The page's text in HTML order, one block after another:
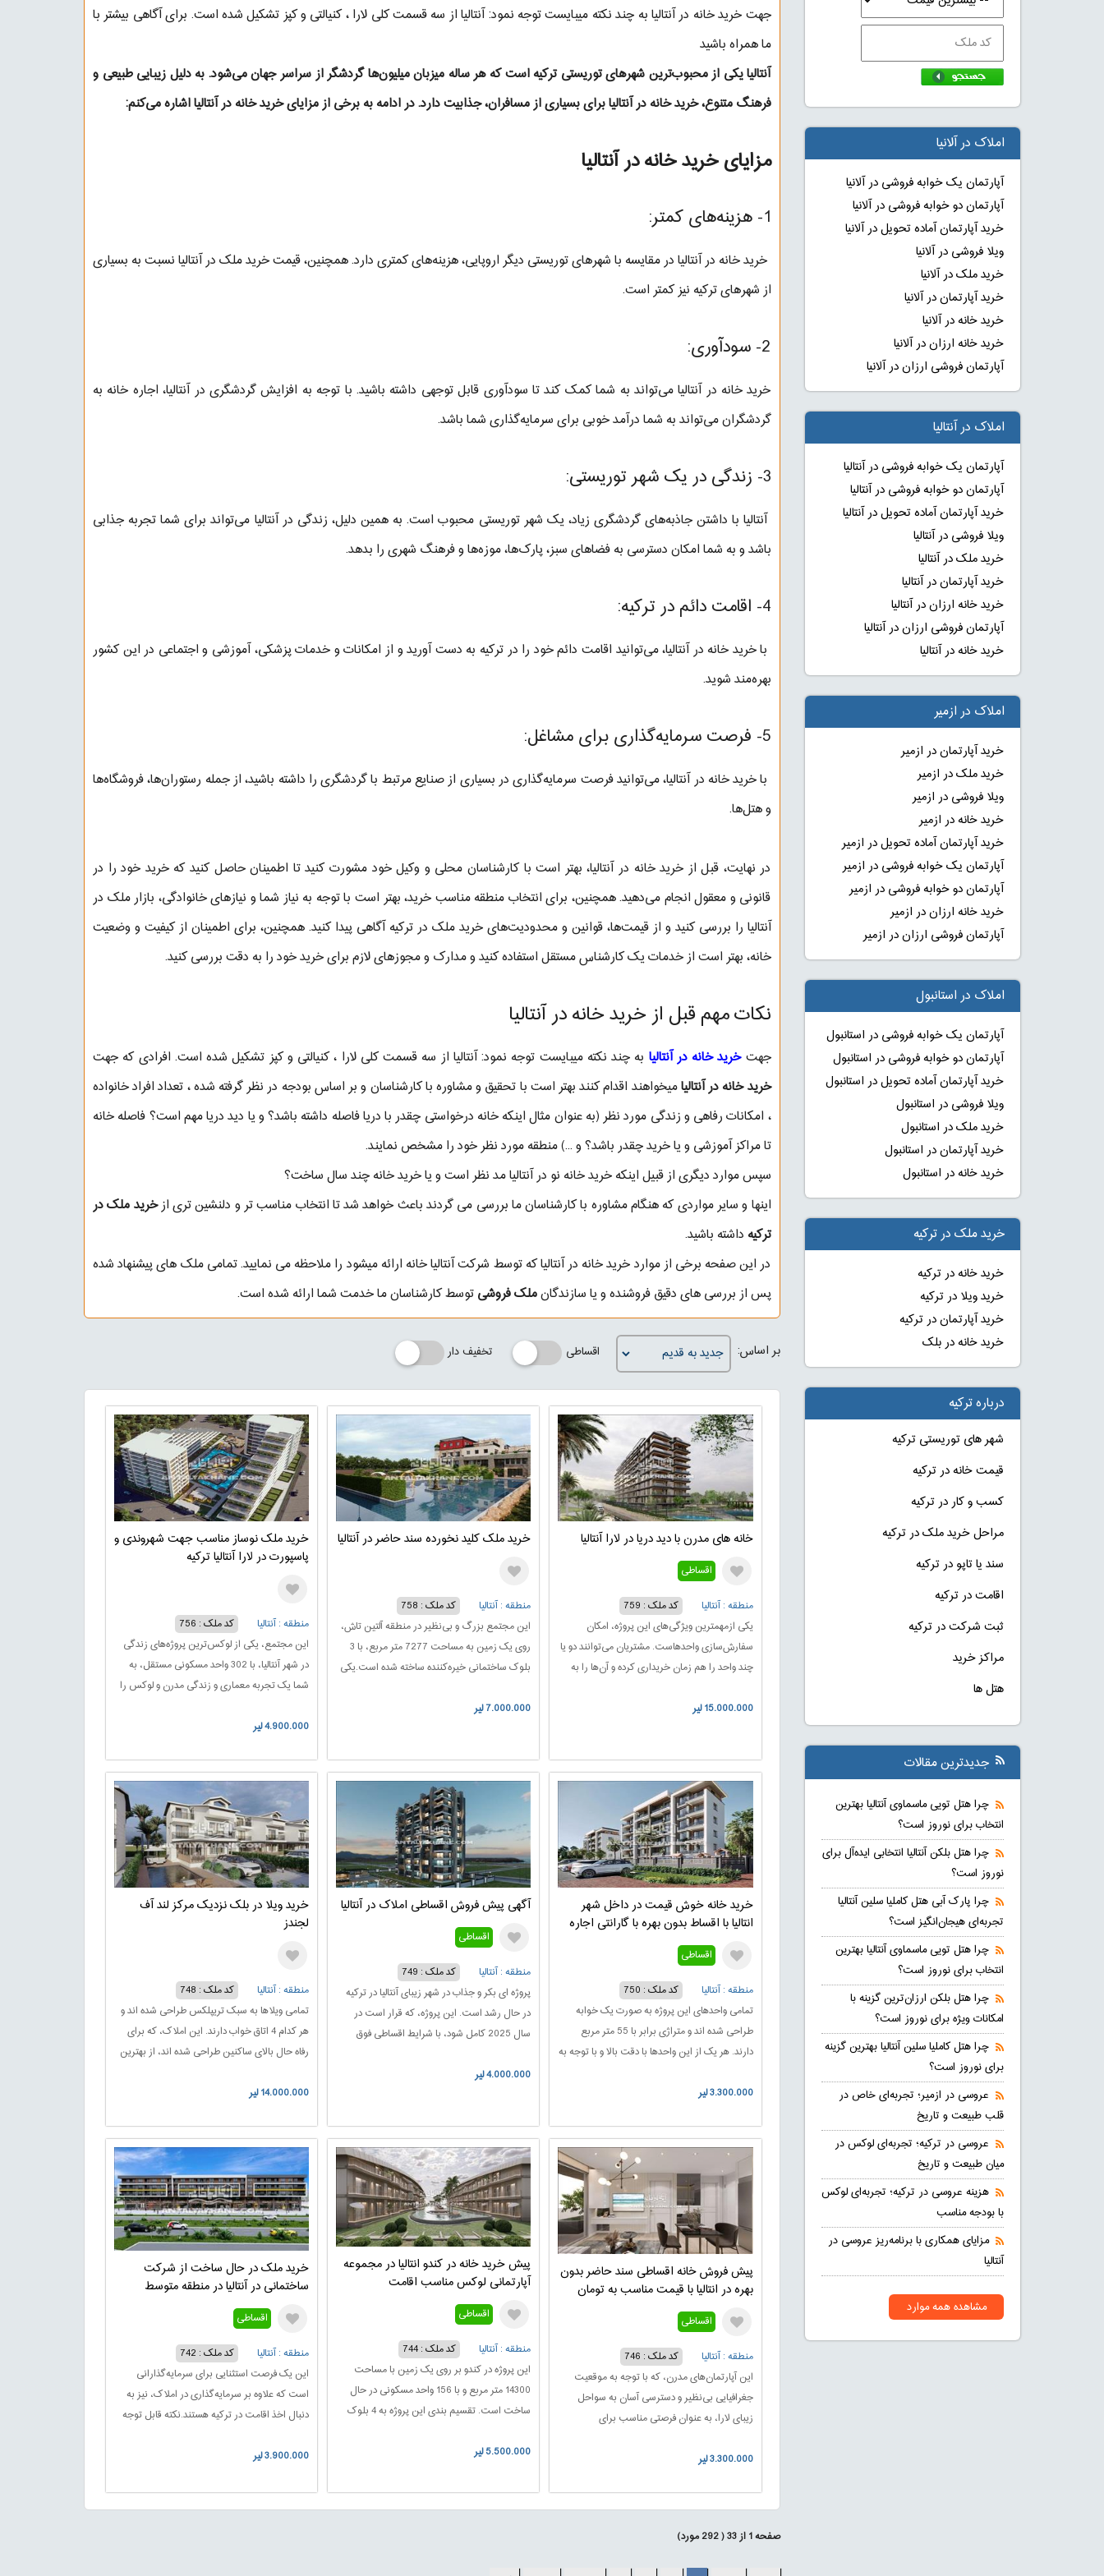
جهت خرید خانه در آنتالیا به چند نکته میبایست توجه نمود: آنتالیا از سه قسمت کلی لارا ، کنیالتی و کپز تشکیل شده است. برای آگاهی بیشتر با
ما همراه باشید
آنتالیا یکی از محبوب‌ترین شهرهای توریستی ترکیه است که هر ساله میزبان میلیون‌ها گردشگر از سراسر جهان می‌شود. به دلیل زیبایی طبیعی و
فرهنگ متنوع، خرید خانه در آنتالیا برای بسیاری از مسافران، جذابیت دارد. در ادامه به برخی از مزایای خرید خانه در آنتالیا اشاره می‌کنم:
مزایای خرید خانه در آنتالیا
1- هزینه‌های کمتر:
خرید خانه در آنتالیا در مقایسه با شهرهای توریستی دیگر اروپایی، هزینه‌های کمتری دارد. همچنین، قیمت خرید ملک در آنتالیا نسبت به بسیاری
از شهرهای ترکیه نیز کمتر است.
2- سودآوری:
خرید خانه در آنتالیا می‌تواند به شما کمک کند تا سودآوری قابل توجهی داشته باشید. با توجه به افزایش گردشگری در آنتالیا، اجاره خانه به
گردشگران می‌تواند به شما درآمد خوبی برای سرمایه‌گذاری شما باشد.
3- زندگی در یک شهر توریستی:
آنتالیا با داشتن جاذبه‌های گردشگری زیاد، یک شهر توریستی محبوب است. به همین دلیل، زندگی در آنتالیا می‌تواند برای شما تجربه جذابی
باشد و به شما امکان دسترسی به فضاهای سبز، پارک‌ها، موزه‌ها و فرهنگ شهری را بدهد.
4- اقامت دائم در ترکیه:
با خرید خانه در آنتالیا، می‌توانید اقامت دائم خود را در ترکیه به دست آورید و از امکانات و خدمات پزشکی، آموزشی و اجتماعی در این کشور
بهره‌مند شوید.
5- فرصت سرمایه‌گذاری برای مشاغل:
با خرید خانه در آنتالیا، می‌توانید فرصت سرمایه‌گذاری در بسیاری از صنایع مرتبط با گردشگری را داشته باشید، از جمله رستوران‌ها، فروشگاه‌ها
و هتل‌ها.
در نهایت، قبل از خرید خانه در آنتالیا، بهتر است با کارشناسان محلی و وکیل خود مشورت کنید تا اطمینان حاصل کنید که خرید خود را در
قانونی و معقول انجام می‌دهید. همچنین، برای انتخاب منطقه مناسب خرید، بهتر است با توجه به نیاز شما و نیازهای خانوادگی، بازار ملک در
آنتالیا را بررسی کنید و از قیمت‌ها، قوانین و محدودیت‌های خرید ملک در ترکیه آگاهی پیدا کنید. همچنین، برای اطمینان از کیفیت و وضعیت
خانه، بهتر است از خدمات یک کارشناس مستقل استفاده کنید و مدارک و مجوزهای لازم برای خرید خود را به دقت بررسی کنید.
نکات مهم قبل از خرید خانه در آنتالیا
جهتخرید خانه در آنتالیا به چند نکته میبایست توجه نمود: آنتالیا از سه قسمت کلی لارا ، کنیالتی و کپز تشکیل شده است. افرادی که جهت
خرید خانه در آنتالیامیخواهند اقدام کنند بهتر است با تحقیق و مشاوره با کارشناسان و بر اساس بودجه در نظر گرفته شده ، تعداد افراد خانواده
، امکانات رفاهی و زندگی مورد نظر (به عنوان مثال اینکه خانه درخواستی چقدر با دریا فاصله داشته باشد؟ و یا دید دریا مهم است؟ فاصله خانه
تا مراکز آموزشی و یا خرید چقدر باشد؟ و ...) منطقه مورد نظر خود را مشخص نمایند.
سپس موارد دیگری از قبیل اینکه خرید خانه نو در آنتالیا مد نظر است و یا خرید خانه چند سال ساخت؟
اینها و سایر مواردی که هنگام مشاوره با کارشناسان ما بررسی می گردند باعث خواهد شد تا انتخاب مناسب تر و دلنشین تری ازخرید ملک در
ترکیه داشته باشید.
در این صفحه برخی از موارد خرید خانه در آنتالیا که توسط شرکت آنتالیا خانه ارائه میشود را ملاحظه می نمایید. تمامی ملک های پیشنهاد شده
پس از بررسی های دقیق فروشنده و یا سازندگانملک فروشیتوسط کارشناسان ما خدمت شما ارائه شده است.
بر اساس: اقساطی تخفیف دار
خانه های مدرن با دید دریا در لارا آنتالیا
اقساطی
منطقه : آنتالیا
کد ملک : 759
یکی ازمهمترین ویژگی‌های این پروژه، امکان
سفارش‌سازی واحدهاست. مشتریان می‌توانند دو یا
چند واحد را هم زمان خریداری کرده و آن‌ها را به
واحدهای این پروژه شامل واحدهای یک خوابه، دو
سلایق مختلف پاسخ می‌دهند.
15.000.000 لیر
خرید ملک کلید نخورده سند حاضر در آنتالیا
منطقه : آنتالیا
کد ملک : 758
این مجتمع بزرگ و بی‌نظیر در منطقه آلتین تاش،
روی یک زمین به مساحت 7277 متر مربع، با 3
بلوک ساختمانی خیره‌کننده ساخته شده است.یکی
سیستم‌های پیشرفته گرمایشی و سرمایشی توشیبا
تضمینی برای اقتصادی بودن و کاهش هزینه‌های
انرژی در طول سال هستند.
7.000.000 لیر
خرید ملک نوساز مناسب جهت شهروندی و
پاسپورت در لارا آنتالیا ترکیه
منطقه : آنتالیا
کد ملک : 756
این مجتمع، یکی از لوکس‌ترین پروژه‌های زندگی
در شهر آنتالیا، با 302 واحد مسکونی مستقل، به
شما یک تجربه معماری و زندگی مدرن و لوکس را
خواب، و سه خواب با اتاق‌های خواب های بزرگ،
طراحی شده‌اند، برای ارائه یک تجربه راحت و
4.900.000 لیر
خرید خانه خوش قیمت در داخل شهر
انتالیا با اقساط بدون بهره با گارانتی اجاره
اقساطی
منطقه : آنتالیا
کد ملک : 750
تمامی واحدهای این پروژه به صورت یک خوابه
طراحی شده اند و متراژی برابر با 55 متر مربع
دارند. هر یک از این واحدها با دقت بالا و با توجه به
واحدهای یک خوابه نه تنها فضایی دلپذیر و کمک به
یک محیط آرام و سرسبز را ارائه می دهند.
3.300.000 لیر
آگهی پیش فروش اقساطی املاک در آنتالیا
اقساطی
منطقه : آنتالیا
کد ملک : 749
پروژه ای بکر و جذاب در شهر زیبای آنتالیا در ترکیه
در حال رشد است. این پروژه، که قرار است در
سال 2025 کامل شود، با شرایط اقساطی فوق
استثنایی برای سرمایه گذاران باشد.
4.000.000 لیر
خرید ویلا در بلک نزدیک مرکز لند آف
لجندز
منطقه : آنتالیا
کد ملک : 748
تمامی ویلاها به سبک تریپلکس طراحی شده اند و
هر کدام 4 اتاق خواب دارند. این املاک، که برای
رفاه حال بالای ساکنین طراحی شده اند، از بهترین
داشتن استخر روباز خصوصی، فرصتی برای یک
14.000.000 لیر
پیش فروش خانه اقساطی سند حاضر بدون
بهره در انتالیا با قیمت مناسب به تومان
اقساطی
منطقه : آنتالیا
کد ملک : 746
این آپارتمان‌های مدرن، که با توجه به موقعیت
جغرافیایی بی‌نظیر و دسترسی آسان به سواحل
زیبای لارا، به عنوان فرصتی مناسب برای
پیش‌فروش در دسترس قرار گرفته‌اند. یکی از
3.300.000 لیر
پیش خرید خانه در کندو انتالیا در مجموعه
آپارتمانی لوکس مناسب اقامت
اقساطی
منطقه : آنتالیا
کد ملک : 744
این پروژه در کندو بر روی یک زمین با مساحت
14300 متر مربع و با 156 واحد مسکونی در حال
ساخت است. تقسیم بندی این پروژه به 4 بلوک
فضایی هماهنگ و آرام بخش کمک می کند که
است.
5.500.000 لیر
خرید ملک در حال ساخت از شرکت
ساختمانی در آنتالیا در منطقه متوسط
اقساطی
منطقه : آنتالیا
کد ملک : 742
این یک فرصت استثنایی برای سرمایه‌گذارانی
است که علاوه بر سرمایه‌گذاری در املاک، نیز به
دنبال اخذ اقامت در ترکیه هستند.نکته قابل توجه
املاک در آنتالیا، مقدار سرمایه‌گذاری اولیه ممکن
3.900.000 لیر
صفحه1از33
(
292مورد)
املاک در آلانیا
آپارتمان یک خوابه فروشی در آلانیا
آپارتمان دو خوابه فروشی در آلانیا
خرید آپارتمان آماده تحویل در آلانیا
ویلا فروشی در آلانیا
خرید ملک در آلانیا
خرید آپارتمان در آلانیا
خرید خانه در آلانیا
خرید خانه ارزان در آلانیا
آپارتمان فروشی ارزان در آلانیا
املاک در آنتالیا
آپارتمان یک خوابه فروشی در آنتالیا
آپارتمان دو خوابه فروشی در آنتالیا
خرید آپارتمان آماده تحویل در آنتالیا
ویلا فروشی در آنتالیا
خرید ملک در آنتالیا
خرید آپارتمان در آنتالیا
خرید خانه ارزان در آنتالیا
آپارتمان فروشی ارزان در آنتالیا
خرید خانه در آنتالیا
املاک در ازمیر
خرید آپارتمان در ازمیر
خرید ملک در ازمیر
ویلا فروشی در ازمیر
خرید خانه در ازمیر
خرید آپارتمان آماده تحویل در ازمیر
آپارتمان یک خوابه فروشی در ازمیر
آپارتمان دو خوابه فروشی در ازمیر
خرید خانه ارزان در ازمیر
آپارتمان فروشی ارزان در ازمیر
املاک در استانبول
آپارتمان یک خوابه فروشی در استانبول
آپارتمان دو خوابه فروشی در استانبول
خرید آپارتمان آماده تحویل در استانبول
ویلا فروشی در استانبول
خرید ملک در استانبول
خرید آپارتمان در استانبول
خرید خانه در استانبول
خرید ملک در ترکیه
خرید خانه در ترکیه
خرید ویلا در ترکیه
خرید آپارتمان در ترکیه
خرید خانه در بلک
درباره ترکیه
شهر های توریستی ترکیه
قیمت خانه در ترکیه
کسب و کار در ترکیه
مراحل خرید ملک در ترکیه
سند یا تاپو در ترکیه
اقامت در ترکیه
ثبت شرکت در ترکیه
مراکز خرید
هتل ها
جدیدترین مقالات
چرا هتل تویی ماسماوی آنتالیا بهترین
انتخاب برای نوروز است؟
چرا هتل بلکن آنتالیا انتخابی ایده‌آل برای
نوروز است؟
چرا پارک آبی هتل کاملیا سلین آنتالیا
تجربه‌ای هیجان‌انگیز است؟
چرا هتل تویی ماسماوی آنتالیا بهترین
انتخاب برای نوروز است؟
چرا هتل بلکن ارزان‌ترین گزینه با
امکانات ویژه برای نوروز است؟
چرا هتل کاملیا سلین آنتالیا بهترین گزینه
برای نوروز است؟
عروسی در ازمیر؛ تجربه‌ای خاص در
قلب طبیعت و تاریخ
عروسی در ترکیه؛ تجربه‌ای لوکس در
میان طبیعت و تاریخ
هزینه عروسی در ترکیه؛ تجربه‌ای لوکس
با بودجه مناسب
مزایای همکاری با برنامه‌ریز عروسی در
آنتالیا
مشاهده همه موارد